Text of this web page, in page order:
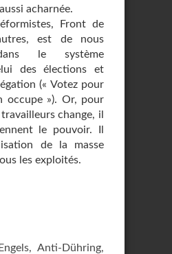
acharnée.
Front de
est de nous
le système
des élections et
(« Votez pour
occupe »). Or, pour
change, il
le pouvoir. Il
de la masse
les exploités.
Anti-Dühring,